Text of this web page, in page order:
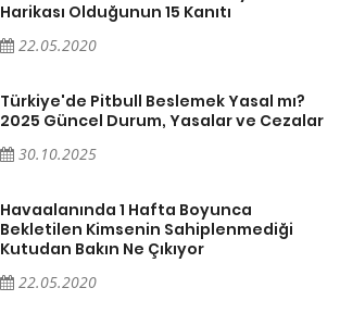
Harikası Olduğunun 15 Kanıtı
22.05.2020
Türkiye'de Pitbull Beslemek Yasal mı?
2025 Güncel Durum, Yasalar ve Cezalar
30.10.2025
Havaalanında 1 Hafta Boyunca
Bekletilen Kimsenin Sahiplenmediği
Kutudan Bakın Ne Çıkıyor
22.05.2020